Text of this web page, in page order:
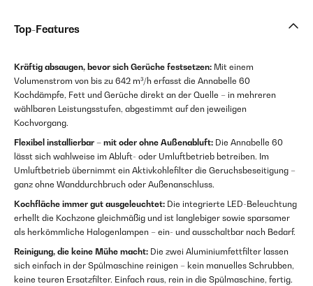
Top-Features
Kräftig absaugen, bevor sich Gerüche festsetzen: Mit einem
Volumenstrom von bis zu 642 m³/h erfasst die Annabelle 60
Kochdämpfe, Fett und Gerüche direkt an der Quelle – in mehreren
wählbaren Leistungsstufen, abgestimmt auf den jeweiligen
Kochvorgang.
Flexibel installierbar – mit oder ohne Außenabluft: Die Annabelle 60
lässt sich wahlweise im Abluft- oder Umluftbetrieb betreiben. Im
Umluftbetrieb übernimmt ein Aktivkohlefilter die Geruchsbeseitigung –
ganz ohne Wanddurchbruch oder Außenanschluss.
Kochfläche immer gut ausgeleuchtet: Die integrierte LED-Beleuchtung
erhellt die Kochzone gleichmäßig und ist langlebiger sowie sparsamer
als herkömmliche Halogenlampen – ein- und ausschaltbar nach Bedarf.
Reinigung, die keine Mühe macht: Die zwei Aluminiumfettfilter lassen
sich einfach in der Spülmaschine reinigen – kein manuelles Schrubben,
keine teuren Ersatzfilter. Einfach raus, rein in die Spülmaschine, fertig.